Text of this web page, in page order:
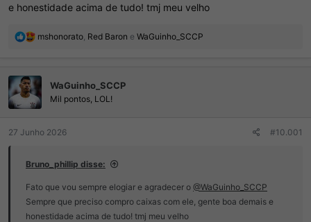
e honestidade acima de tudo! tmj meu velho
R
ç
õ
e
s
mshonorato, Red Baron e WaGuinho_SCCP
WaGuinho_SCCP
Mil pontos, LOL!
27 Junho 2026 #10.001
Bruno_phillip disse:
Fato que vou sempre elogiar e agradecer o @WaGuinho_SCCP
Sempre que preciso compro caixas com ele, gente boa demais e
honestidade acima de tudo! tmj meu velho